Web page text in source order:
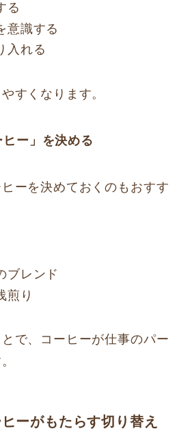
る
意識する
入れる
すくなります。
ー」を決める
ーを決めておくのもおすす
ブレンド
煎り
で、コーヒーが仕事のパー
ーがもたらす切り替え